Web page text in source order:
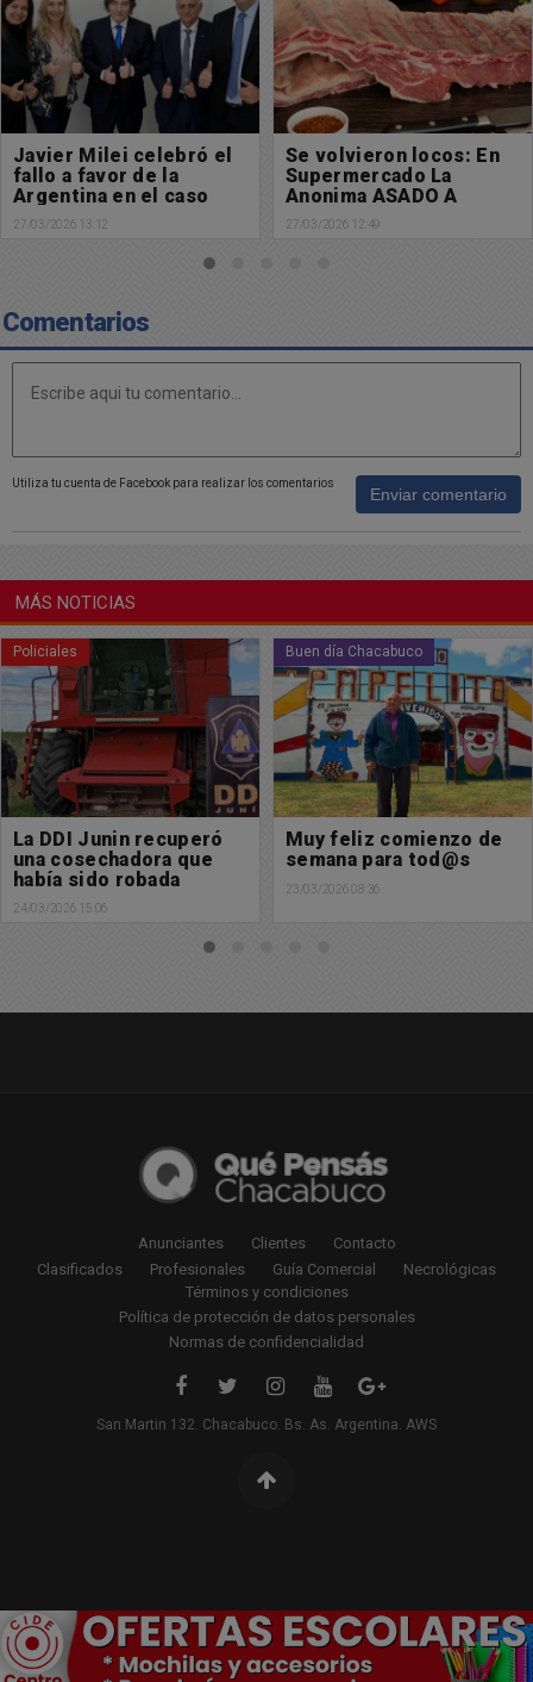
Javier Milei celebró el
fallo a favor de la
Argentina en el caso
YPF
27/03/2026 13:12
Se volvieron locos: En
Supermercado La
Anonima ASADO A
14.490 PESOS
27/03/2026 12:49
Comentarios
Utiliza tu cuenta de Facebook para realizar los comentarios
Enviar comentario
MÁS NOTICIAS
Policiales
La DDI Junin recuperó
una cosechadora que
había sido robada
24/03/2026 15:06
Buen día Chacabuco
Muy feliz comienzo de
semana para tod@s
23/03/2026 08:36
Anunciantes Clientes
Contacto
Clasificados
Profesionales Guía Comercial
Necrológicas
Términos y condiciones
Política de protección de datos personales
Normas de confidencialidad
San Martin 132. Chacabuco. Bs. As. Argentina. AWS